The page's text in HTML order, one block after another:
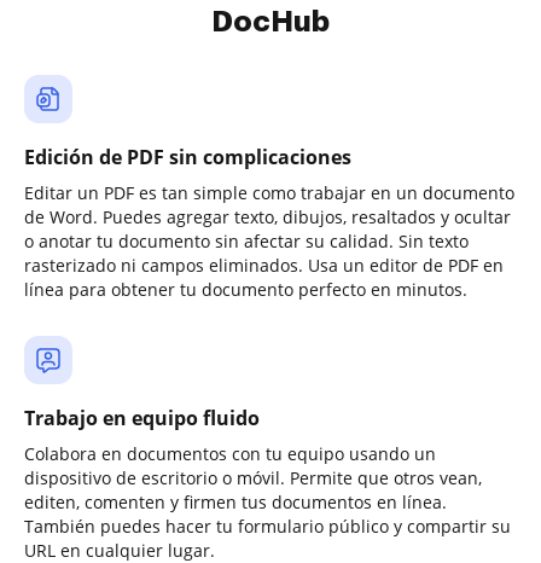
DocHub
Edición de PDF sin complicaciones
Editar un PDF es tan simple como trabajar en un documento
de Word. Puedes agregar texto, dibujos, resaltados y ocultar
o anotar tu documento sin afectar su calidad. Sin texto
rasterizado ni campos eliminados. Usa un editor de PDF en
línea para obtener tu documento perfecto en minutos.
Trabajo en equipo fluido
Colabora en documentos con tu equipo usando un
dispositivo de escritorio o móvil. Permite que otros vean,
editen, comenten y firmen tus documentos en línea.
También puedes hacer tu formulario público y compartir su
URL en cualquier lugar.